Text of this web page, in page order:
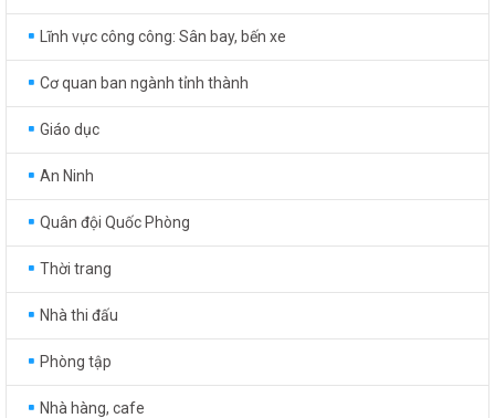
Lĩnh vực công công: Sân bay, bến xe
Cơ quan ban ngành tỉnh thành
Giáo dục
An Ninh
Quân đội Quốc Phòng
Thời trang
Nhà thi đấu
Phòng tập
Nhà hàng, cafe